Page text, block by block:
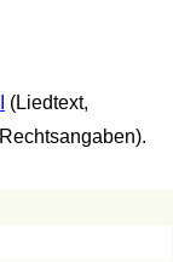
(Liedtext,